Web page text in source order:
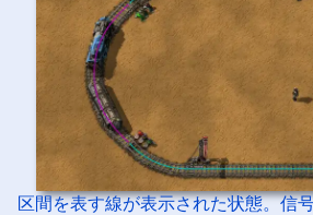
区間を表す線が表示された状態。信